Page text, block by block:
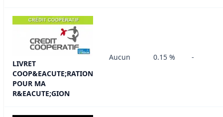
LIVRET
COOP&EACUTE;RATION
POUR MA
R&EACUTE;GION
Aucun 0.15 % -